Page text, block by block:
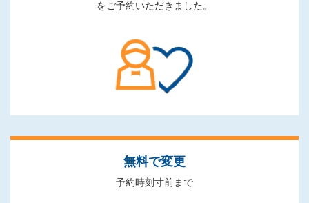
をご予約いただきました。
無料で変更
予約時刻寸前まで